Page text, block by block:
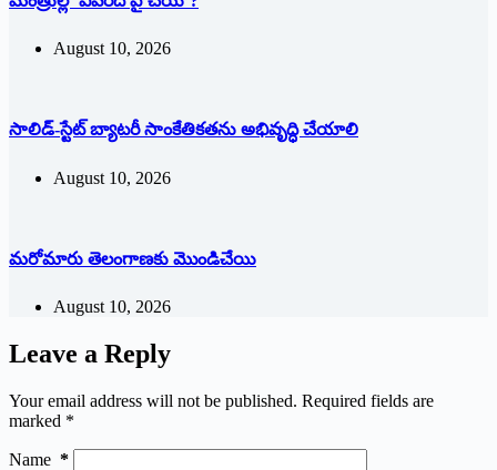
August 10, 2026
సాలిడ్-స్టేట్ బ్యాటరీ సాంకేతికతను అభివృద్ధి చేయాలి
August 10, 2026
మరోమారు తెలంగాణకు మొండిచేయి
August 10, 2026
Leave a Reply
Your email address will not be published. Required fields are
marked *
Name *